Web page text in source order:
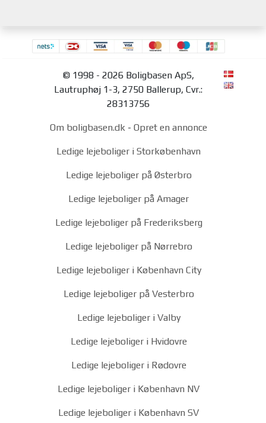
© 1998 - 2026 Boligbasen ApS,
Lautruphøj 1-3, 2750 Ballerup, Cvr.:
28313756
Om boligbasen.dk - Opret en annonce
Ledige lejeboliger i Storkøbenhavn
Ledige lejeboliger på Østerbro
Ledige lejeboliger på Amager
Ledige lejeboliger på Frederiksberg
Ledige lejeboliger på Nørrebro
Ledige lejeboliger i København City
Ledige lejeboliger på Vesterbro
Ledige lejeboliger i Valby
Ledige lejeboliger i Hvidovre
Ledige lejeboliger i Rødovre
Ledige lejeboliger i København NV
Ledige lejeboliger i København SV